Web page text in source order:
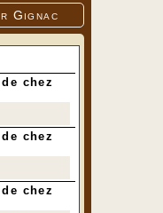
Gignac
chez
chez
chez